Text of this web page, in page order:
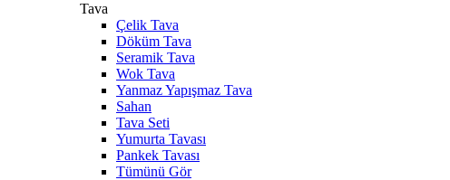
Tava
Çelik Tava
Döküm Tava
Seramik Tava
Wok Tava
Yanmaz Yapışmaz Tava
Sahan
Tava Seti
Yumurta Tavası
Pankek Tavası
Tümünü Gör